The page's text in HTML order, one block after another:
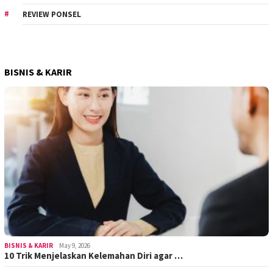
REVIEW PONSEL
BISNIS & KARIR
BISNIS & KARIR May 9, 2026
10 Trik Menjelaskan Kelemahan Diri agar …